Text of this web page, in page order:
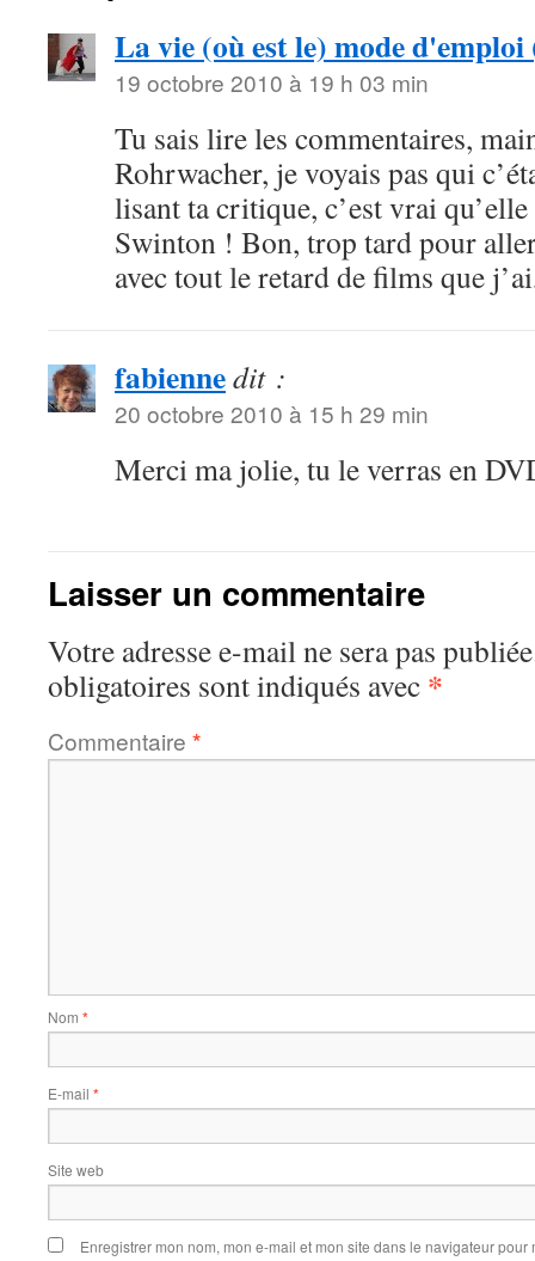
La vie (où est le) mode d'emploi
19 octobre 2010 à 19 h 03 min
Tu sais lire les commentaires,
Rohrwacher, je voyais pas qui
lisant ta critique, c’est vrai
Swinton ! Bon, trop tard pour
avec tout le retard de films que
fabiennedit :
20 octobre 2010 à 15 h 29 min
Merci ma jolie, tu le verras en
Laisser un commentaire
Votre adresse e-mail ne sera pas
obligatoires sont indiqués avec *
Commentaire *
Nom *
E-mail *
Site web
Enregistrer mon nom, mon e-mail et mon site dans le navigateur